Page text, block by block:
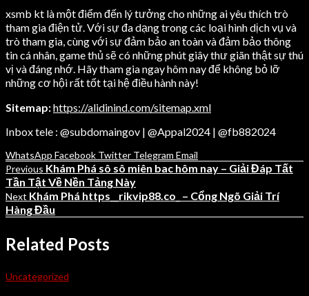
xsmb kt là một điểm đến lý tưởng cho những ai yêu thích trò
tham gia điện tử. Với sự đa dạng trong các loại hình dịch vụ và
trò tham gia, cùng với sự đảm bảo an toàn và đảm bảo thông
tin cá nhân, game thủ sẽ có những phút giây thư giãn thật sự thú
vị và đáng nhớ. Hãy tham gia ngay hôm nay để không bỏ lỡ
những cơ hội rất tốt tại hệ điều hành này!
Sitemap:https://alidinind.com/sitemap.xml
Inbox tele : @subdomaingov | @Appal2024 | @fb882024
WhatsApp Facebook Twitter Telegram Email
Previous Khám Phá sô sô miên bac hôm nay – Giải Đáp Tất
Tần Tật Về Nền Tảng Này
Next Khám Phá https__rikvip88.co_ – Cổng Ngõ Giải Trí
Hàng Đầu
Related Posts
Uncategorized